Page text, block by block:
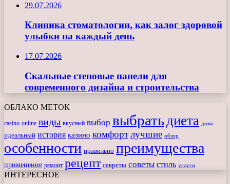
29.07.2026
Клиника стоматологии, как залог здоровой
улыбки на каждый день
17.07.2026
Скальные стеновые панели для
современного дизайна и строительства
ОБЛАКО МЕТОК
casino online виды вкусный выбор выбрать диета дома
идеальный история казино комфортлучшие обзор
особенности правильно преимущества
применение ремонт рецепт секреты советы стиль услуги
ИНТЕРЕСНОЕ